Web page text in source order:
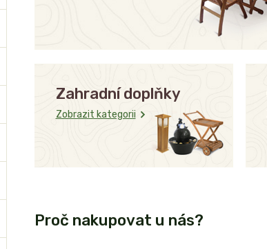
Zahradní doplňky
Zobrazit kategorii
Proč nakupovat u nás?